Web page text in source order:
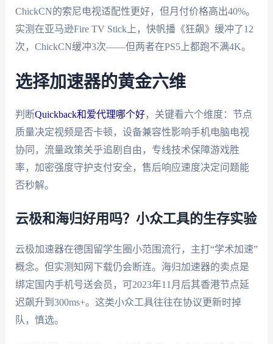
ChickCN的索尼电视适配性更好，但月付价格高出40%。
实测在亚马逊Fire TV Stick上，快帆播《狂飙》缓冲了12
次，ChickCN缓冲3次——但两者在PS5上都跑不满4K。
选择加速器的黄金六维
判断Quickback和爱代理哪个好，关键看六个维度：节点
质量决定视频是否卡顿，设备兼容性影响手机电脑电视
协同，流量政策关乎追剧自由，专线技术保障游戏胜
率，加密强度守护支付安全，售后响应速度决定问题能
否秒解。
云极和海归好用吗？小众工具的生存实验
云极加速器在德国留学生圈小范围流行，主打“学术加速”
概念。但实测知网下载仍会断连。海归加速器的卖点是
绑定国内手机号送会员，可2023年11月后其香港节点延
迟飙升到300ms+。这类小众工具往往在协议更新时掉
队，慎选。